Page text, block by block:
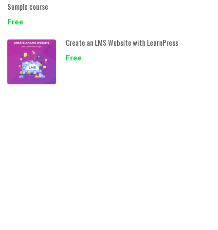
Sample course
Free
Create an LMS Website with LearnPress
Free